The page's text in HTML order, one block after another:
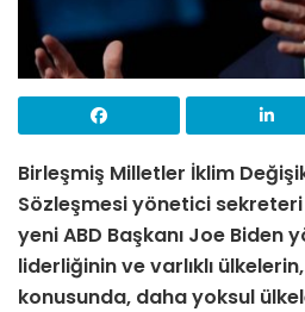
Birleşmiş Milletler İklim
Sözleşmesi yönetici
yeni ABD Başkanı Joe Biden
liderliğinin ve varlıklı
konusunda, daha yoksul